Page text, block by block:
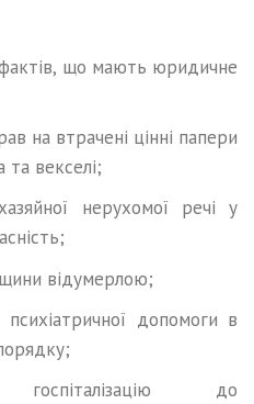
що мають юридичне
на втрачені цінні папери
та векселі;
нерухомої речі у
відумерлою;
психіатричної допомоги в
госпіталізацію до